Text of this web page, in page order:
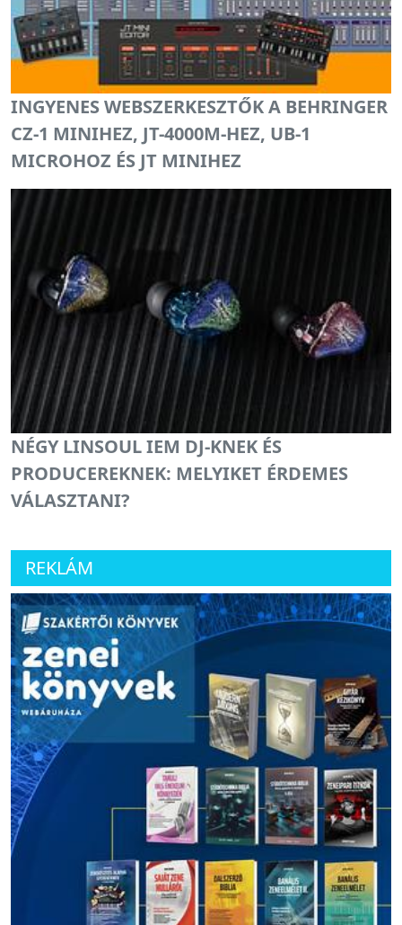
INGYENES WEBSZERKESZTŐK A BEHRINGER
CZ-1 MINIHEZ, JT-4000M-HEZ, UB-1
MICROHOZ ÉS JT MINIHEZ
NÉGY LINSOUL IEM DJ-KNEK ÉS
PRODUCEREKNEK: MELYIKET ÉRDEMES
VÁLASZTANI?
REKLÁM